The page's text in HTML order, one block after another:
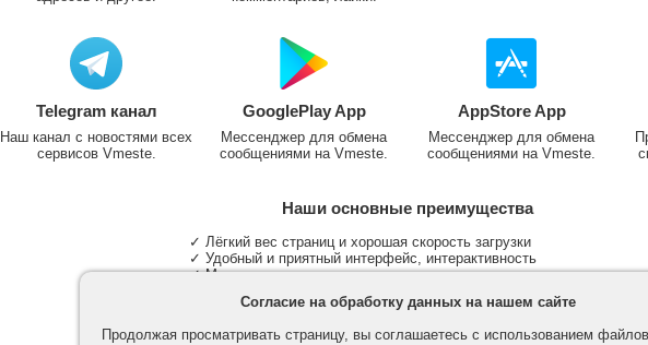
Telegram канал
Наш канал с новостями всех
сервисов Vmeste.
GooglePlay App
Мессенджер для обмена
сообщениями на Vmeste.
AppStore App
Мессенджер для обмена
сообщениями на Vmeste.
Наши основные преимущества
✓ Лёгкий вес страниц и хорошая скорость загрузки
✓ Удобный и приятный интерфейс, интерактивность
✓ Мы не размещаем надоедливую рекламу
✓ Участие в группах и сообществах
✓ Поддержка основных типов и больших файлов
Согласие на обработку данных на нашем сайте
Продолжая просматривать страницу, вы соглашаетесь с использованием файлов